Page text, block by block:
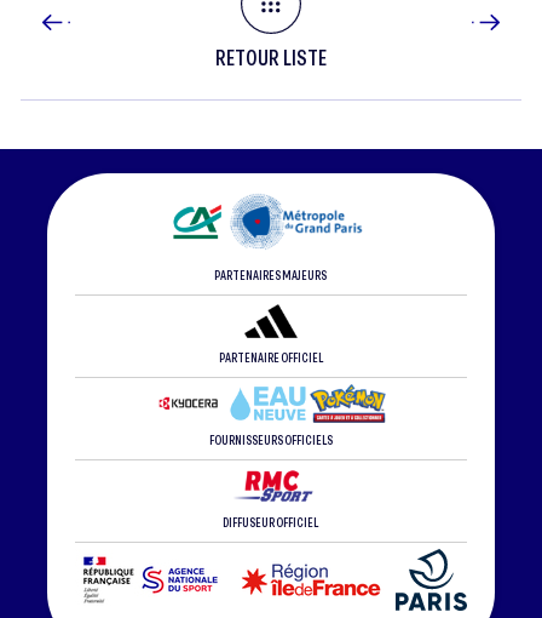
RETOUR LISTE
PARTENAIRES MAJEURS
PARTENAIRE OFFICIEL
FOURNISSEURS OFFICIELS
DIFFUSEUR OFFICIEL